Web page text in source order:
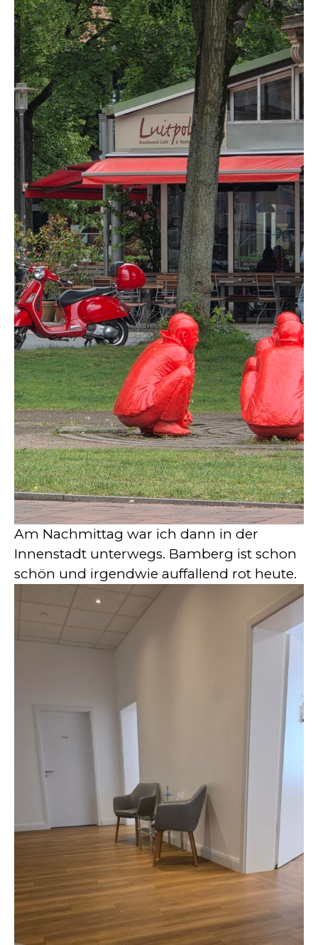
Am Nachmittag war ich dann in der
Innenstadt unterwegs. Bamberg ist schon
schön und irgendwie auffallend rot heute.